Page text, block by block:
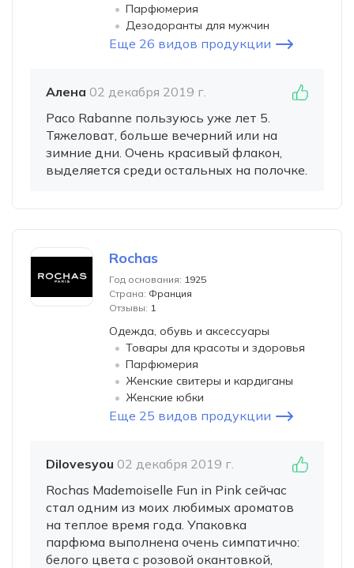
Парфюмерия
Дезодоранты для мужчин
Еще 26 видов продукции
Алена 02 декабря 2019 г.
Paco Rabanne пользуюсь уже лет 5.
Тяжеловат, больше вечерний или на
зимние дни. Очень красивый флакон,
выделяется среди остальных на полочке.
Rochas
Год основания: 1925
Страна: Франция
Отзывы: 1
Одежда, обувь и аксессуары
Товары для красоты и здоровья
Парфюмерия
Женские свитеры и кардиганы
Женские юбки
Еще 25 видов продукции
Dilovesyou 02 декабря 2019 г.
Rochas Mademoiselle Fun in Pink сейчас
стал одним из моих любимых ароматов
на теплое время года. Упаковка
парфюма выполнена очень симпатично:
белого цвета с розовой окантовкой,